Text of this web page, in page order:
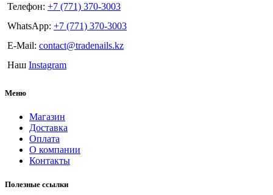
Телефон: +7 (771) 370-3003
WhatsApp: +7 (771) 370-3003
E-Mail: contact@tradenails.kz
Наш Instagram
Меню
Магазин
Доставка
Оплата
О компании
Контакты
Полезные ссылки